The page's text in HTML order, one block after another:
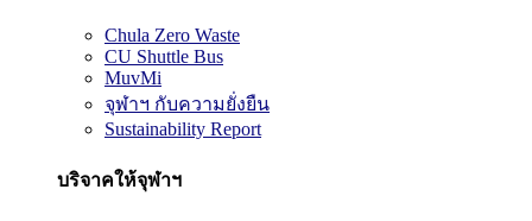
Chula Zero Waste
CU Shuttle Bus
MuvMi
จุฬาฯ กับความยั่งยืน
Sustainability Report
บริจาคให้จุฬาฯ